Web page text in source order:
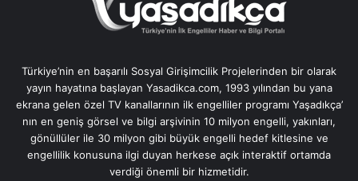
Türkiye’nin en başarılı Sosyal Girişimcilik Projelerinden bir olarak
yayın hayatına başlayan Yasadikca.com, 1993 yılından bu yana
ekrana gelen özel TV kanallarının ilk engelliler programı Yaşadıkça’
nın en geniş görsel ve bilgi arşivinin 10 milyon engelli, yakınları,
gönüllüler ile 30 milyon gibi büyük engelli hedef kitlesine ve
engellilik konusuna ilgi duyan herkese açık interaktif ortamda
verdiği önemli bir hizmetidir.